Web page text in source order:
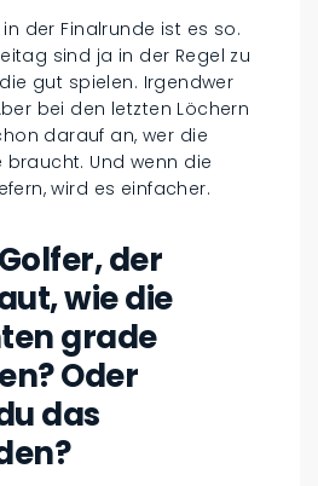
der Finalrunde ist es so.
sind ja in der Regel zu
gut spielen. Irgendwer
bei den letzten Löchern
darauf an, wer die
Und wenn die
wird es einfacher.
der
wie die
grade
Oder
das